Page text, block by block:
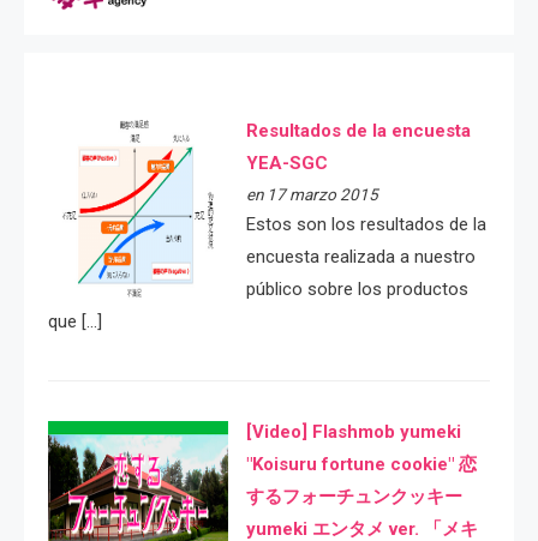
Resultados de la encuesta
YEA-SGC
en 17 marzo 2015
Estos son los resultados de la
encuesta realizada a nuestro
público sobre los productos
que […]
[Video] Flashmob yumeki
"Koisuru fortune cookie" 恋
するフォーチュンクッキー
yumeki エンタメ ver. 「メキ